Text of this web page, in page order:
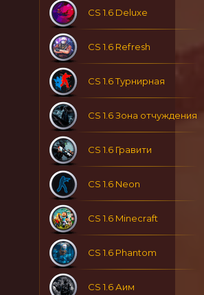
CS 1.6 Deluxe
CS 1.6 Refresh
CS 1.6 Турнирная
CS 1.6 Зона отчуждения
CS 1.6 Гравити
CS 1.6 Neon
CS 1.6 Minecraft
CS 1.6 Phantom
CS 1.6 Аим